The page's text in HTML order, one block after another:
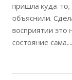
пришла куда-то,
объяснили.
восприятии это
состояние сама....